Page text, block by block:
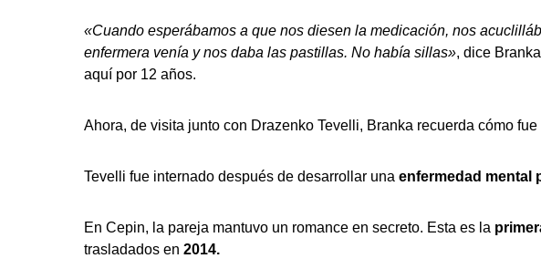
«Cuando esperábamos a que nos diesen la medicación, nos
enfermera venía y nos daba las pastillas. No había sillas», dice
aquí por 12 años.
Ahora, de visita junto con Drazenko Tevelli, Branka recuerda cómo
Tevelli fue internado después de desarrollar una enfermedad menta
En Cepin, la pareja mantuvo un romance en secreto. Esta es la
trasladados en 2014.